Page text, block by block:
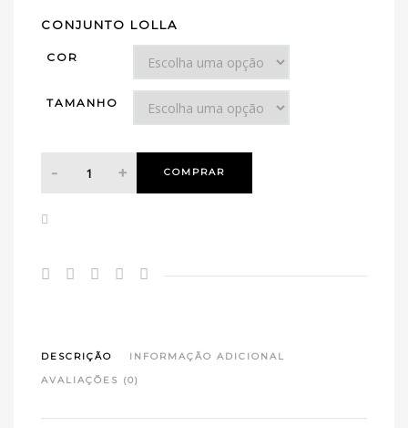
CONJUNTO LOLLA
COR
TAMANHO
COMPRAR
DESCRIÇÃO
INFORMAÇÃO ADICIONAL
AVALIAÇÕES (0)